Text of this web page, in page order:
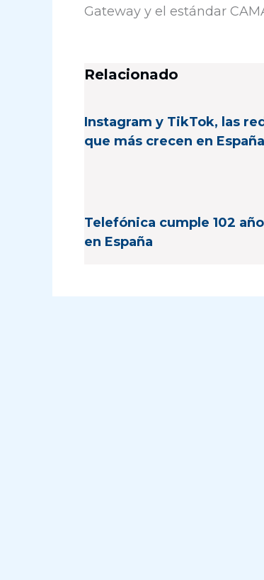
Gateway y el estándar
Relacionado
Instagram y TikTok, las
que más crecen en España
Telefónica cumple 102
en España